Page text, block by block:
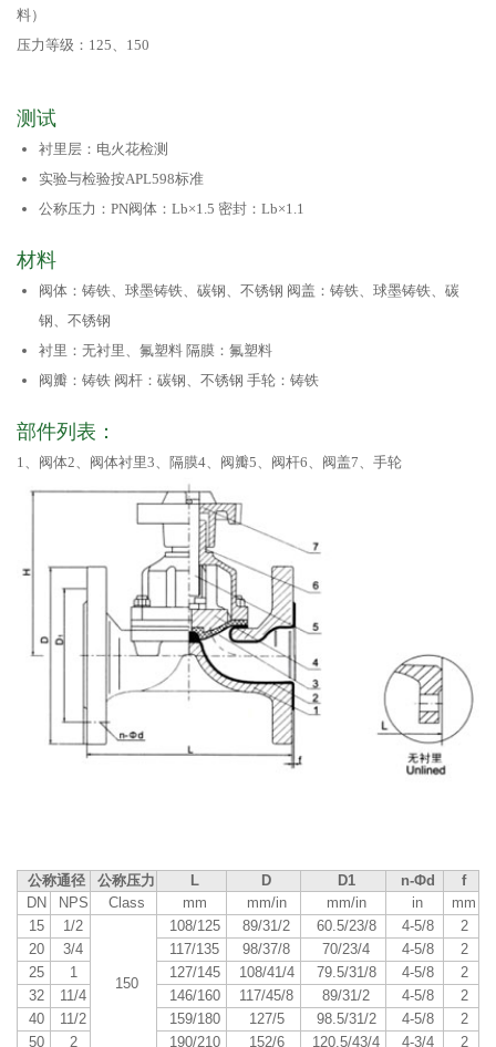
料）
压力等级：125、150
测试
衬里层：电火花检测
实验与检验按APL598标准
公称压力：PN阀体：Lb×1.5 密封：Lb×1.1
材料
阀体：铸铁、球墨铸铁、碳钢、不锈钢 阀盖：铸铁、球墨铸铁、碳
钢、不锈钢
衬里：无衬里、氟塑料 隔膜：氟塑料
阀瓣：铸铁 阀杆：碳钢、不锈钢 手轮：铸铁
部件列表：
1、阀体2、阀体衬里3、隔膜4、阀瓣5、阀杆6、阀盖7、手轮
公称通径 公称压力 L D D1 n-Фd
f
DN
NPS Class mm mm/in mm/in in
mm
15
1/2
150
108/125 89/31/2 60.5/23/8 4-5/8
2
20
3/4 117/135 98/37/8 70/23/4 4-5/8
2
25
1 127/145 108/41/4 79.5/31/8 4-5/8
2
32
11/4 146/160 117/45/8 89/31/2 4-5/8
2
40
11/2 159/180 127/5 98.5/31/2 4-5/8
2
50
2 190/210 152/6 120.5/43/4 4-3/4
2